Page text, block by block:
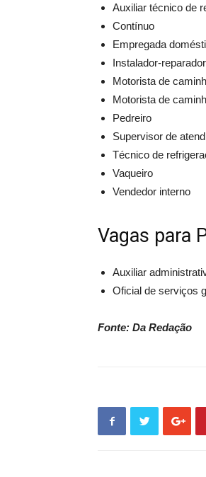
Auxiliar técnico de
Contínuo
Empregada
Instalador-
Motorista de
Motorista de
Pedreiro
Supervisor de
Técnico de
Vaqueiro
Vendedor interno
Vagas para
Auxiliar
Oficial de serviços
Fonte: Da Redação